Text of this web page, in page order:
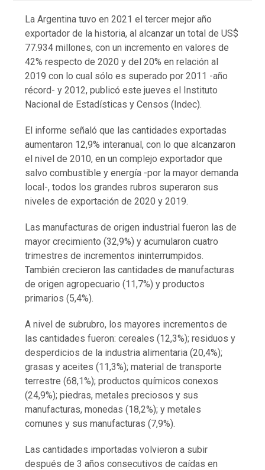
La Argentina tuvo en 2021 el tercer mejor año
exportador de la historia, al alcanzar un total de US$
77.934 millones, con un incremento en valores de
42% respecto de 2020 y del 20% en relación al
2019 con lo cual sólo es superado por 2011 -año
récord- y 2012, publicó este jueves el Instituto
Nacional de Estadísticas y Censos (Indec).
El informe señaló que las cantidades exportadas
aumentaron 12,9% interanual, con lo que alcanzaron
el nivel de 2010, en un complejo exportador que
salvo combustible y energía -por la mayor demanda
local-, todos los grandes rubros superaron sus
niveles de exportación de 2020 y 2019.
Las manufacturas de origen industrial fueron las de
mayor crecimiento (32,9%) y acumularon cuatro
trimestres de incrementos ininterrumpidos.
También crecieron las cantidades de manufacturas
de origen agropecuario (11,7%) y productos
primarios (5,4%).
A nivel de subrubro, los mayores incrementos de
las cantidades fueron: cereales (12,3%); residuos y
desperdicios de la industria alimentaria (20,4%);
grasas y aceites (11,3%); material de transporte
terrestre (68,1%); productos químicos conexos
(24,9%); piedras, metales preciosos y sus
manufacturas, monedas (18,2%); y metales
comunes y sus manufacturas (7,9%).
Las cantidades importadas volvieron a subir
después de 3 años consecutivos de caídas en